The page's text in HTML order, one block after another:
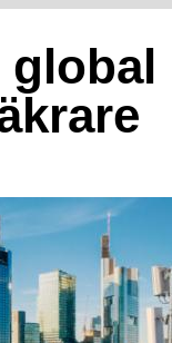
global